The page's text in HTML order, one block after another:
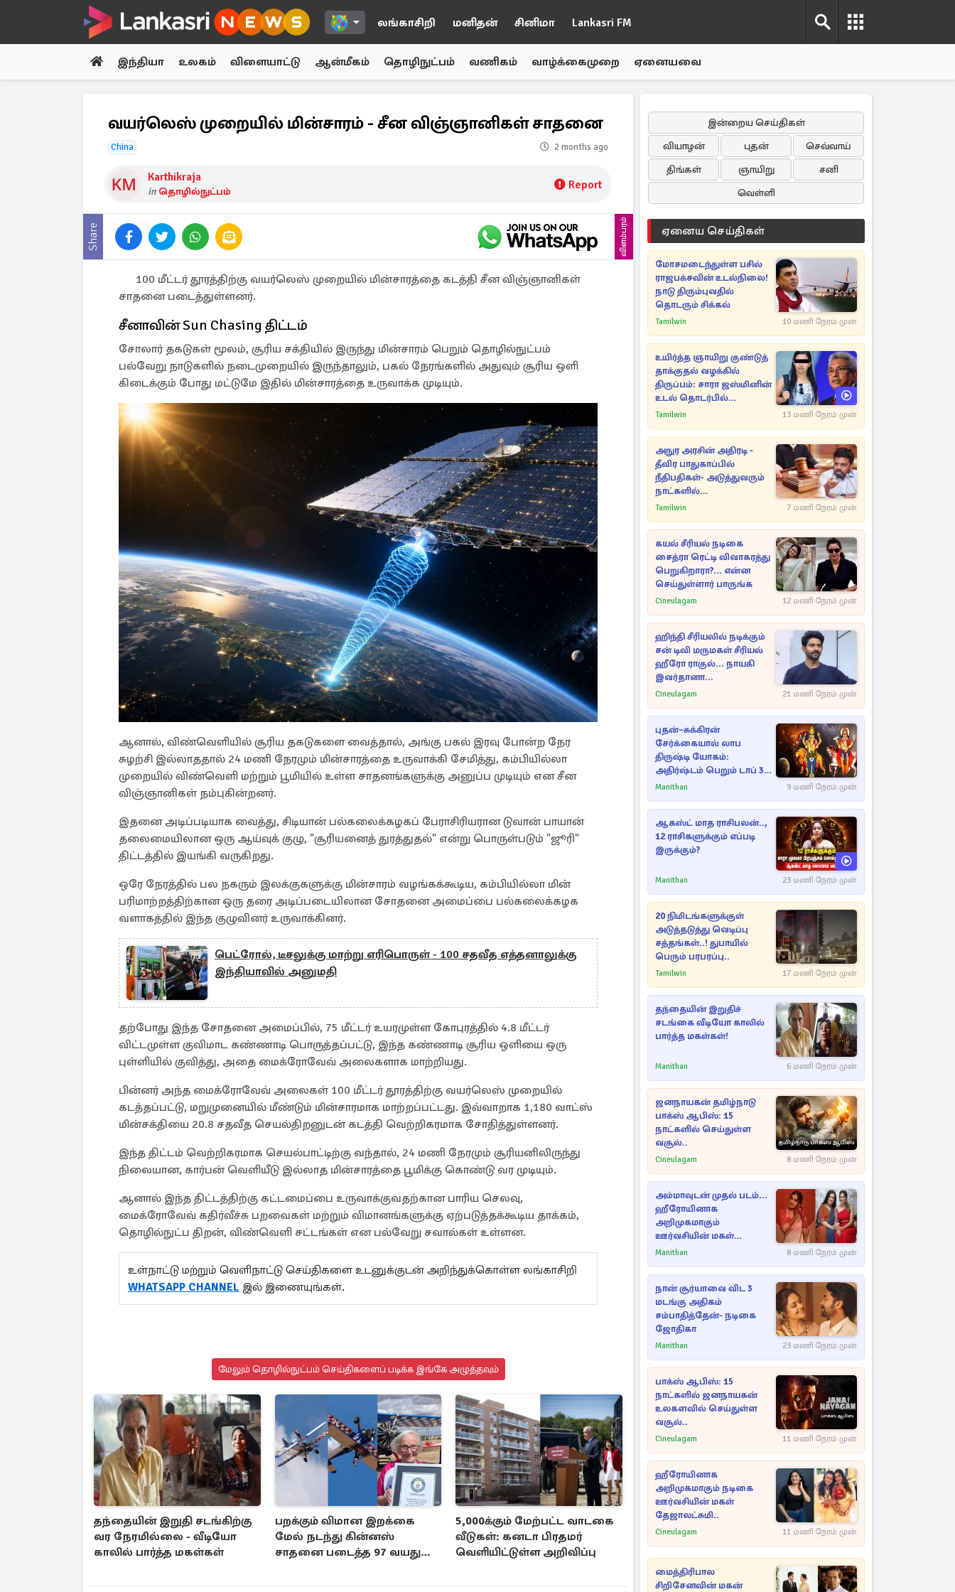
லங்காசிறி மனிதன் சினிமா Lankasri FM
இந்தியா உலகம் விளையாட்டு ஆன்மீகம் தொழிநுட்பம் வணிகம் வாழ்க்கைமுறை ஏனையவை
வயர்லெஸ் முறையில் மின்சாரம் - சீன விஞ்ஞானிகள் சாதனை
China 2 months ago
Karthikraja
in தொழில்நுட்பம் Report
Share விளம்பரம்
100 மீட்டர் தூரத்திற்கு வயர்லெஸ் முறையில் மின்சாரத்தை கடத்தி சீன விஞ்ஞானிகள்
சாதனை படைத்துள்ளனர்.
சீனாவின் Sun Chasing திட்டம்
சோலார் தகடுகள் மூலம், சூரிய சக்தியில் இருந்து மின்சாரம் பெறும் தொழில்நுட்பம்
பல்வேறு நாடுகளில் நடைமுறையில் இருந்தாலும், பகல் நேரங்களில் அதுவும் சூரிய ஒளி
கிடைக்கும் போது மட்டுமே இதில் மின்சாரத்தை உருவாக்க முடியும்.
ஆனால், விண்வெளியில் சூரிய தகடுகளை வைத்தால், அங்கு பகல் இரவு போன்ற நேர
சுழற்சி இல்லாததால் 24 மணி நேரமும் மின்சாரத்தை உருவாக்கி சேமித்து, கம்பியில்லா
முறையில் விண்வெளி மற்றும் பூமியில் உள்ள சாதனங்களுக்கு அனுப்ப முடியும் என சீன
விஞ்ஞானிகள் நம்புகின்றனர்.
இதனை அடிப்படியாக வைத்து, சிடியான் பல்கலைக்கழகப் பேராசிரியரான டுவான் பாயான்
தலைமையிலான ஒரு ஆய்வுக் குழு, "சூரியனைத் துரத்துதல்" என்று பொருள்படும் "ஜூரி"
திட்டத்தில் இயங்கி வருகிறது.
ஒரே நேரத்தில் பல நகரும் இலக்குகளுக்கு மின்சாரம் வழங்கக்கூடிய, கம்பியில்லா மின்
பரிமாற்றத்திற்கான ஒரு தரை அடிப்படையிலான சோதனை அமைப்பை பல்கலைக்கழக
வளாகத்தில் இந்த குழுவினர் உருவாக்கினர்.
பெட்ரோல், டீசலுக்கு மாற்று எரிபொருள் - 100 சதவீத எத்தனாலுக்கு
இந்தியாவில் அனுமதி
தற்போது இந்த சோதனை அமைப்பில், 75 மீட்டர் உயரமுள்ள கோபுரத்தில் 4.8 மீட்டர்
விட்டமுள்ள குவிமாட கண்ணாடி பொருத்தப்பட்டு, இந்த கண்ணாடி சூரிய ஒளியை ஒரு
புள்ளியில் குவித்து, அதை மைக்ரோவேவ் அலைகளாக மாற்றியது.
பின்னர் அந்த மைக்ரோவேவ் அலைகள் 100 மீட்டர் தூரத்திற்கு வயர்லெஸ் முறையில்
கடத்தப்பட்டு, மறுமுனையில் மீண்டும் மின்சாரமாக மாற்றப்பட்டது. இவ்வாறாக 1,180 வாட்ஸ்
மின்சக்தியை 20.8 சதவீத செயல்திறனுடன் கடத்தி வெற்றிகரமாக சோதித்துள்ளனர்.
இந்த திட்டம் வெற்றிகரமாக செயல்பாட்டிற்கு வந்தால், 24 மணி நேரமும் சூரியனிலிருந்து
நிலையான, கார்பன் வெளியீடு இல்லாத மின்சாரத்தை பூமிக்கு கொண்டு வர முடியும்.
ஆனால் இந்த திட்டத்திற்கு கட்டமைப்பை உருவாக்குவதற்கான பாரிய செலவு,
மைக்ரோவேவ் கதிர்வீச்சு பறவைகள் மற்றும் விமானங்களுக்கு ஏற்படுத்தக்கூடிய தாக்கம்,
தொழில்நுட்ப திறன், விண்வெளி சட்டங்கள் என பல்வேறு சவால்கள் உள்ளன.
உள்நாட்டு மற்றும் வெளிநாட்டு செய்திகளை உடனுக்குடன் அறிந்துக்கொள்ள லங்காசிறி
WHATSAPP CHANNEL இல் இணையுங்கள்.
மேலும் தொழில்நுட்பம் செய்திகளைப் படிக்க இங்கே அழுத்தவும்
தந்தையின் இறுதி சடங்கிற்கு
வர நேரமில்லை - வீடியோ
காலில் பார்த்த மகள்கள்
பறக்கும் விமான இறக்கை
மேல் நடந்து கின்னஸ்
சாதனை படைத்த 97 வயது
5,000க்கும் மேற்பட்ட வாடகை
வீடுகள்: கனடா பிரதமர்
வெளியிட்டுள்ள அறிவிப்பு
இன்றைய செய்திகள்
வியாழன்
புதன்
செவ்வாய்
திங்கள்
ஞாயிறு
சனி
வெள்ளி
ஏனைய செய்திகள்
மோசமடைந்துள்ள பசில்
ராஜபக்சவின் உடல்நிலை!
நாடு திரும்புவதில்
தொடரும் சிக்கல்
Tamilwin 10 மணி நேரம் முன்
உயிர்த்த ஞாயிறு குண்டுத்
தாக்குதல் வழக்கில்
திருப்பம்: சாரா ஜஸ்மினின்
உடல் தொடர்பில்
நீதிமன்றத்தில் வெளியான
Tamilwin 13 மணி நேரம் முன்
அநுர அரசின் அதிரடி -
தீவிர பாதுகாப்பில்
நீதிபதிகள்- அடுத்துவரும்
நாட்களில்
அம்பலமாகவுள்ள ரகசியம்
Tamilwin 7 மணி நேரம் முன்
கயல் சீரியல் நடிகை
சைத்ரா ரெட்டி விவாகரத்து
பெறுகிறாரா?... என்ன
செய்துள்ளார் பாருங்க
Cineulagam 12 மணி நேரம் முன்
ஹிந்தி சீரியலில் நடிக்கும்
சன் டிவி மருமகள் சீரியல்
ஹீரோ ராகுல்... நாயகி
இவர்தானா...
Cineulagam 21 மணி நேரம் முன்
புதன்–சுக்கிரன்
சேர்க்கையால் லாப
திருஷ்டி யோகம்:
அதிர்ஷ்டம் பெறும் டாப் 3
ராசிகள்!
Manithan 9 மணி நேரம் முன்
ஆகஸ்ட் மாத ராசிபலன்..,
12 ராசிகளுக்கும் எப்படி
இருக்கும்?
Manithan 23 மணி நேரம் முன்
20 நிமிடங்களுக்குள்
அடுத்தடுத்து வெடிப்பு
சத்தங்கள்..! துபாயில்
பெரும் பரபரப்பு..
Tamilwin 17 மணி நேரம் முன்
தந்தையின் இறுதிச்
சடங்கை வீடியோ காலில்
பார்த்த மகள்கள்!
Manithan 6 மணி நேரம் முன்
ஜனநாயகன் தமிழ்நாடு
பாக்ஸ் ஆபிஸ்: 15
நாட்களில் செய்துள்ள
வசூல்..
Cineulagam 8 மணி நேரம் முன்
அம்மாவுடன் முதல் படம்...
ஹீரோயினாக
அறிமுகமாகும்
ஊர்வசியின் மகள்
தேஜலட்சுமி!
Manithan 8 மணி நேரம் முன்
நான் சூர்யாவை விட 3
மடங்கு அதிகம்
சம்பாதித்தேன்- நடிகை
ஜோதிகா
Manithan 23 மணி நேரம் முன்
பாக்ஸ் ஆபிஸ்: 15
நாட்களில் ஜனநாயகன்
உலகளவில் செய்துள்ள
வசூல்..
Cineulagam 11 மணி நேரம் முன்
ஹீரோயினாக
அறிமுகமாகும் நடிகை
ஊர்வசியின் மகள்
தேஜாலட்சுமி..
Cineulagam 11 மணி நேரம் முன்
மைத்திரிபால
சிறிசேனவின் மகன்